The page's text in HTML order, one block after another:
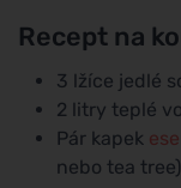
Recept na
3 lžíce jedlé
2 litry teplé
Pár kapek
nebo tea